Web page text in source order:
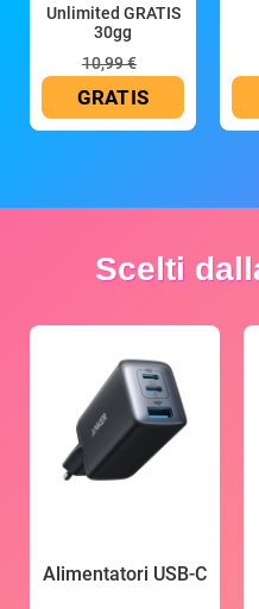
Unlimited GRATIS
30gg
10,99 €
GRATIS
Scelti
Alimentatori USB-C